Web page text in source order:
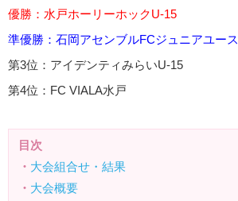
優勝： 水戸ホーリーホックU-15
準優勝： 石岡アセンブルFCジュニアユース
第3位： アイデンティみらいU-15
第4位： FC VIALA水戸
目次
・ 大会組合せ・結果
・ 大会概要